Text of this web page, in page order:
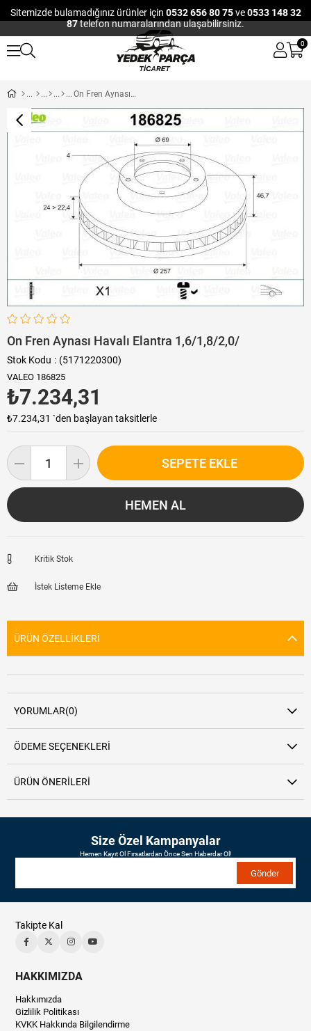
Sitemizde bulamadığınız ürünler için 0532 656 80 75ve0533 148 32
87telefon numaralarından ulaşabilirsiniz.
0
On Fren Aynası Havalı Elantra 1,6/1,8/2,0/
On Fren Aynası Havalı Elantra 1,6/1,8/2,0/
Stok Kodu (5171220300)
VALEO 186825
₺7.234,31
₺7.234,31 `den başlayan taksitlerle
Kritik Stok
İstek Listeme Ekle
ÜRÜN ÖZELLIKLERI
YORUMLAR(0)
ÖDEME SEÇENEKLERI
ÜRÜN ÖNERILERI
Size Özel Kampanyalar
Hemen Kayıt Ol Fırsatlardan Önce Sen Haberdar Ol!
Gönder
Takipte Kal
HAKKIMIZDA
Hakkımızda
Gizlilik Politikası
KVKK Hakkında Bilgilendirme